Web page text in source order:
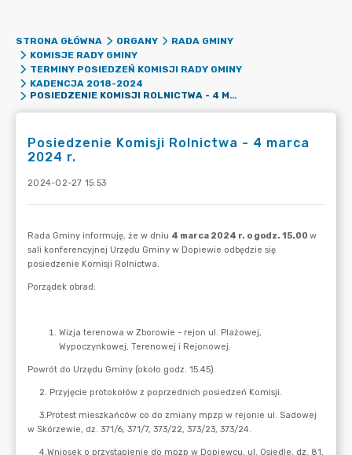
STRONA GŁÓWNA ORGANY
RADA GMINY
KOMISJE RADY GMINY
TERMINY POSIEDZEŃ KOMISJI RADY GMINY
KADENCJA 2018-2024
POSIEDZENIE KOMISJI ROLNICTWA - 4 MARCA 2024 R.
Posiedzenie Komisji Rolnictwa - 4 marca
2024 r.
2024-02-27 15:53